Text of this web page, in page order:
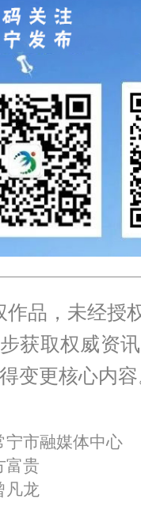
作品，未经授
获取权威资
变更核心内
宁市融媒体中心
富贵
凡龙